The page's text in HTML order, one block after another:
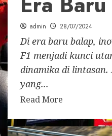
admin 28/07/2024
Di era baru balap,
F1 menjadi kunci
dinamika di lintasan.
yang...
Read More